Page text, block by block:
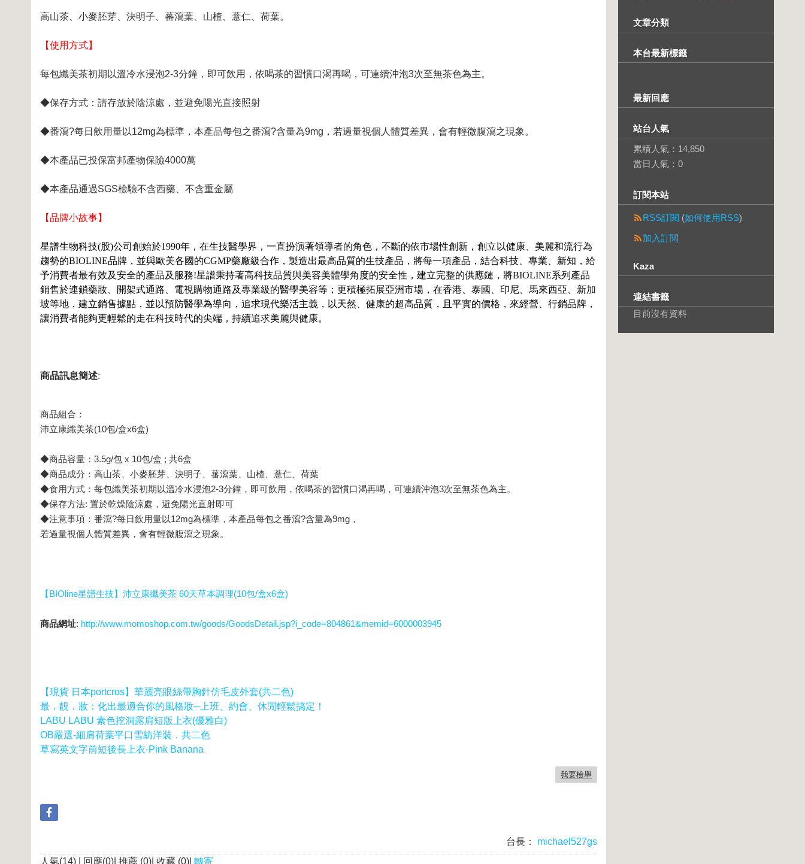
高山茶、小麥胚芽、決明子、蕃瀉葉、山楂、薏仁、荷葉。
【使用方式】
每包纖美茶初期以溫冷水浸泡2-3分鐘，即可飲用，依喝茶的習慣口渴再喝，可連續沖泡3次至無茶色為主。
◆保存方式：請存放於陰涼處，並避免陽光直接照射
◆番瀉?每日飲用量以12mg為標準，本產品每包之番瀉?含量為9mg，若過量視個人體質差異，會有輕微腹瀉之現象。
◆本產品已投保富邦產物保險4000萬
◆本產品通過SGS檢驗不含西藥、不含重金屬
【品牌小故事】
星譜生物科技(股)公司創始於1990年，在生技醫學界，一直扮演著領導者的角色，不斷的依市場性創新，創立以健康、美麗和流行為
趨勢的BIOLINE品牌，並與歐美各國的CGMP藥廠級合作，製造出最高品質的生技產品，將每一項產品，結合科技、專業、新知，給
予消費者最有效及安全的產品及服務!星譜秉持著高科技品質與美容美體學角度的安全性，建立完整的供應鏈，將BIOLINE系列產品
銷售於連鎖藥妝、開架式通路、電視購物通路及專業級的醫學美容等；更積極拓展亞洲市場，在香港、泰國、印尼、馬來西亞、新加
坡等地，建立銷售據點，並以預防醫學為導向，追求現代樂活主義，以天然、健康的超高品質，且平實的價格，來經營、行銷品牌，
讓消費者能夠更輕鬆的走在科技時代的尖端，持續追求美麗與健康。
商品訊息簡述:
商品組合：
沛立康纖美茶(10包/盒x6盒)
◆商品容量：3.5g/包 x 10包/盒 ; 共6盒
◆商品成分：高山茶、小麥胚芽、決明子、蕃瀉葉、山楂、薏仁、荷葉
◆食用方式：每包纖美茶初期以溫冷水浸泡2-3分鐘，即可飲用，依喝茶的習慣口渴再喝，可連續沖泡3次至無茶色為主。
◆保存方法: 置於乾燥陰涼處，避免陽光直射即可
◆注意事項：番瀉?每日飲用量以12mg為標準，本產品每包之番瀉?含量為9mg，
若過量視個人體質差異，會有輕微腹瀉之現象。
【BIOline星譜生技】沛立康纖美茶 60天草本調理(10包/盒x6盒)
商品網址: http://www.momoshop.com.tw/goods/GoodsDetail.jsp?i_code=804861&memid=6000003945
【現貨 日本portcros】華麗亮眼絲帶胸針仿毛皮外套(共二色)
最．靚．妝：化出最適合你的風格妝─上班、約會、休閒輕鬆搞定！
LABU LABU 素色挖洞露肩短版上衣(優雅白)
OB嚴選-細肩荷葉平口雪紡洋裝．共二色
草寫英文字前短後長上衣-Pink Banana
我要檢舉
台長：
michael527gs
人氣(14) | 回應(0)| 推薦 (0)| 收藏 (0)| 轉寄
文章分類
本台最新標籤
最新回應
站台人氣
累積人氣： 14,850
當日人氣： 0
訂閱本站
RSS訂閱 (如何使用RSS)
加入訂閱
Kaza
連結書籤
目前沒有資料